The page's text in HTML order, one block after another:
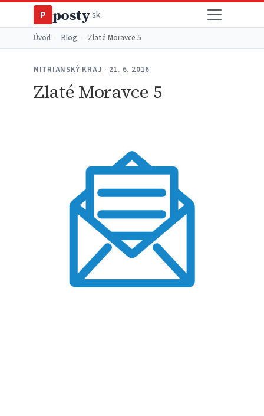
P posty.sk
Úvod Blog Zlaté Moravce 5
NITRIANSKÝ KRAJ · 21. 6. 2016
Zlaté Moravce 5